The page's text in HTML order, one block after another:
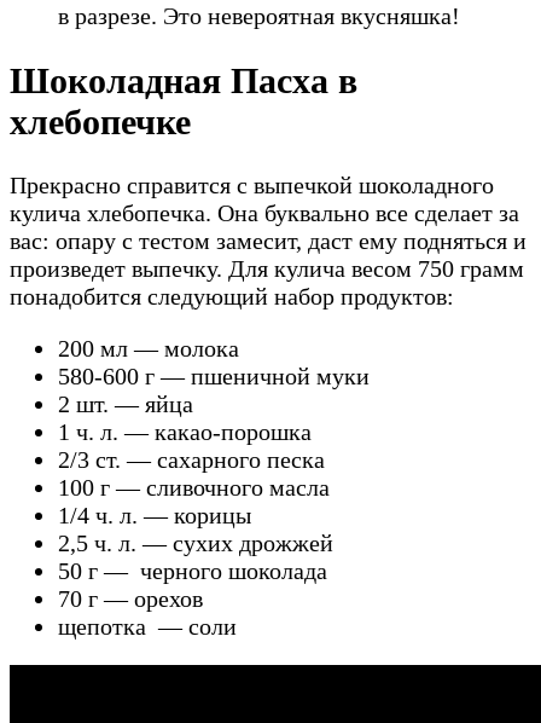
в разрезе. Это невероятная вкусняшка!
Шоколадная Пасха в
хлебопечке
Прекрасно справится с выпечкой шоколадного
кулича хлебопечка. Она буквально все сделает за
вас: опару с тестом замесит, даст ему подняться и
произведет выпечку. Для кулича весом 750 грамм
понадобится следующий набор продуктов:
200 мл — молока
580-600 г — пшеничной муки
2 шт. — яйца
1 ч. л. — какао-порошка
2/3 ст. — сахарного песка
100 г — сливочного масла
1/4 ч. л. — корицы
2,5 ч. л. — сухих дрожжей
50 г — черного шоколада
70 г — орехов
щепотка — соли